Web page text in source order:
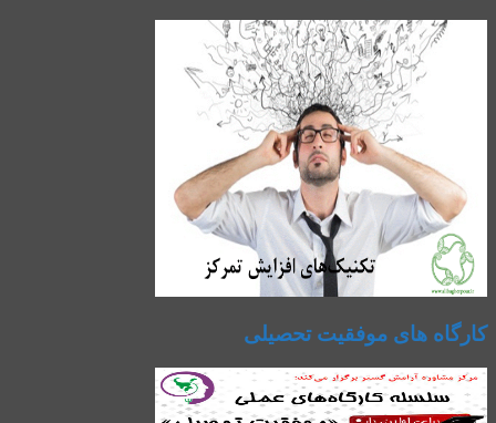
کارگاه های موفقیت تحصیلی